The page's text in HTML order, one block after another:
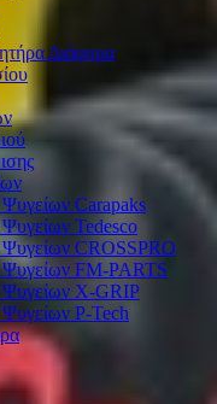
Διάφορα
Carapaks
Tedesco
Ψυγείων CROSSPRO
Ψυγείων FM-PARTS
Ψυγείων X-GRIP
P-Tech